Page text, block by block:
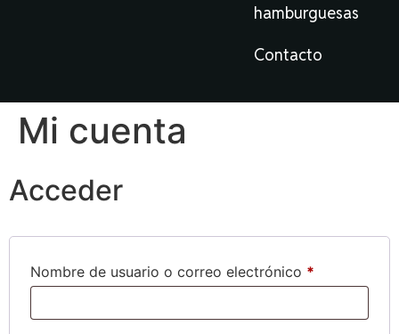
hamburguesas
Contacto
Mi cuenta
Acceder
Nombre de usuario o correo electrónico *